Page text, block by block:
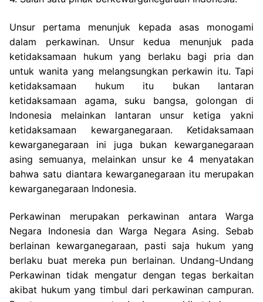
Unsur pertama menunjuk kepada asas monogami
dalam perkawinan. Unsur kedua menunjuk pada
ketidaksamaan hukum yang berlaku bagi pria dan
untuk wanita yang melangsungkan perkawin itu. Tapi
ketidaksamaan hukum itu bukan lantaran
ketidaksamaan agama, suku bangsa, golongan di
Indonesia melainkan lantaran unsur ketiga yakni
ketidaksamaan kewarganegaraan. Ketidaksamaan
kewarganegaraan ini juga bukan kewarganegaraan
asing semuanya, melainkan unsur ke 4 menyatakan
bahwa satu diantara kewarganegaraan itu merupakan
kewarganegaraan Indonesia.
Perkawinan merupakan perkawinan antara Warga
Negara Indonesia dan Warga Negara Asing. Sebab
berlainan kewarganegaraan, pasti saja hukum yang
berlaku buat mereka pun berlainan. Undang-Undang
Perkawinan tidak mengatur dengan tegas berkaitan
akibat hukum yang timbul dari perkawinan campuran.